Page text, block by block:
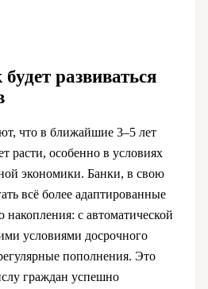
развиваться
что в ближайшие 3–5 лет
расти, особенно в условиях
экономики. Банки, в свою
всё более адаптированные
накопления: с автоматической
условиями досрочного
пополнения. Это
граждан успешно